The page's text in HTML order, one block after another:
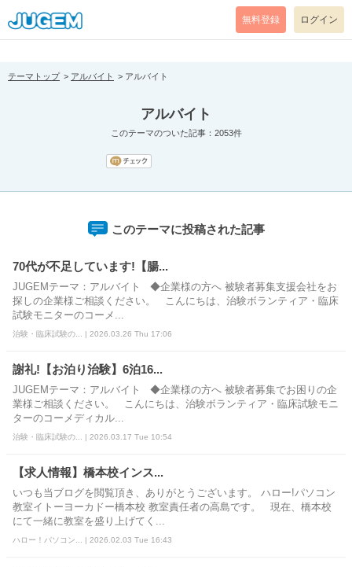
[pear_error: message="Success" code=0 mode=return level=notice
prefix="" info=""]
無料登録 ログイン
テーマトップ アルバイト アルバイト
アルバイト
このテーマのついた記事：2053件
このテーマに投稿された記事
70代が不足しています!【腸...
JUGEMテーマ：アルバイト ◆企業様の方へ 被験者募集支援会社をお
探しの企業様ご相談ください。 こんにちは、治験ボランティア・臨床
試験モニターのコーメ...
治験・臨床試験の... | 2026.03.26 Thu 17:06
謝礼!【お泊り治験】6泊16...
JUGEMテーマ：アルバイト ◆企業様の方へ 被験者募集でお困りの企
業様ご相談ください。 こんにちは、治験ボランティア・臨床試験モニ
ターのコーメディカル...
治験・臨床試験の... | 2026.03.17 Tue 10:54
【求人情報】橋本校インス...
いつも当ブログを閲覧頂き、ありがとうございます。 ハロー!パソコン
教室イトーヨーカドー橋本校 教室責任者の高島です。 現在、橋本校
にて一緒に教室を盛り上げてく...
ハロー！パソコン... | 2026.02.03 Tue 16:43